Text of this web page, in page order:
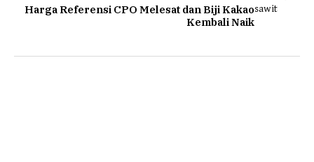
Harga Referensi CPO Melesat dan Biji Kakao
Kembali Naik